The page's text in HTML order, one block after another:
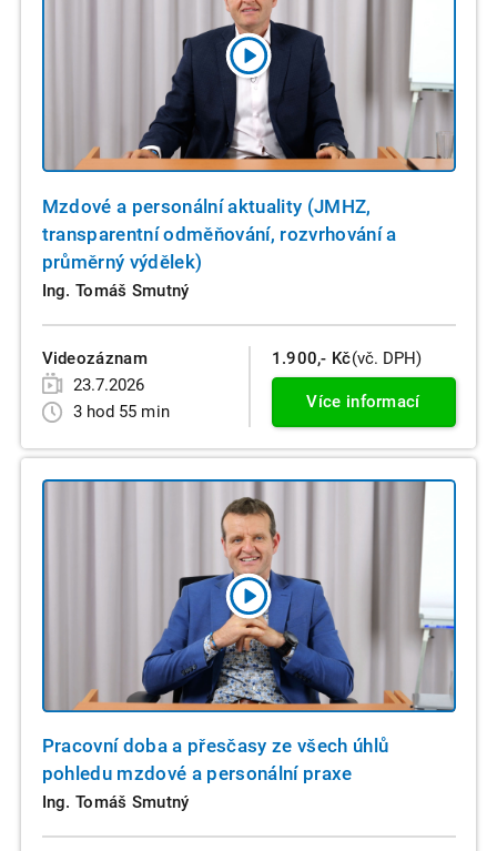
Mzdové a personální aktuality (JMHZ,
transparentní odměňování, rozvrhování a
průměrný výdělek)
Ing. Tomáš Smutný
Videozáznam
23.7.2026
3 hod 55 min
1.900,- Kč(vč. DPH)
Více informací
Pracovní doba a přesčasy ze všech úhlů
pohledu mzdové a personální praxe
Ing. Tomáš Smutný